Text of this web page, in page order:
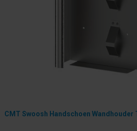
CMT Swoosh Handschoen Wandhouder